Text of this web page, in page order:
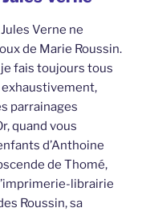
Verne ne
de Marie Roussin.
fais toujours tous
parrainages
quand vous
d’Anthoine
de Thomé,
librairie
Roussin, sa